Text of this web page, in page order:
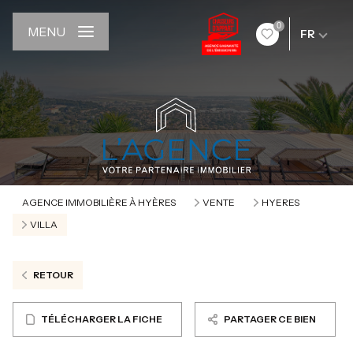
0
FR
MENU
AGENCE IMMOBILIÈRE À HYÈRES VENTE
HYERES
VILLA
RETOUR
TÉLÉCHARGER LA FICHE PARTAGER CE BIEN